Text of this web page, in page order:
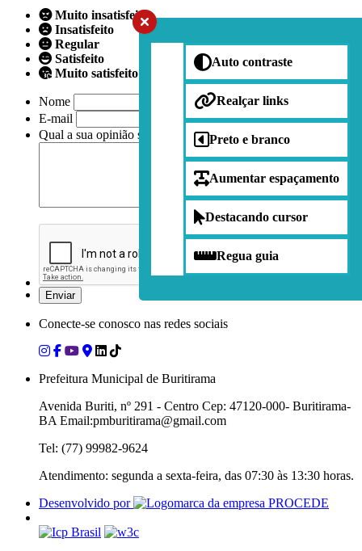
Auto contraste
Realçar links
Preto e branco
Aumentar espaçamento
Destacando cursor
Regua guia
Muito insatisfeito
Insatisfeito
Regular
Satisfeito
Muito satisfeito
Nome
E-mail
Qual a sua opinião sobre nossa página?
Conecte-se conosco nas redes sociais
Prefeitura Municipal de Buritirama
Avenida Buriti, nº 291 - Centro Cep: 47120-000- Buritirama-
BA Email:pmburitirama@gmail.com
Tel: (77) 99982-9624
Atendimento: segunda a sexta-feira, das 07:30 às 13:30 horas.
Desenvolvido por